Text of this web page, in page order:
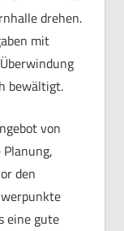
drehen.
mit
bewältigt.
von
den
eine gute